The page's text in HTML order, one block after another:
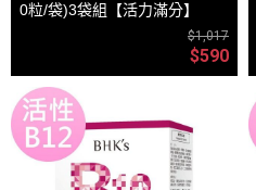
0粒/袋)3袋組【活力滿分】
$1,017
$590